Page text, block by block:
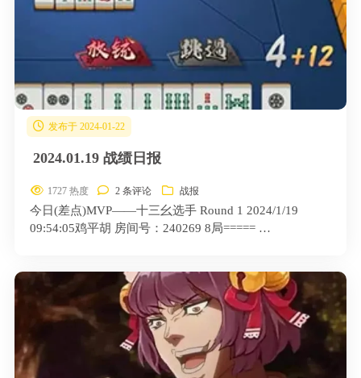
发布于 2024-01-22
2024.01.19 战绩日报
1727 热度 2 条评论 战报
今日(差点)MVP——十三幺选手 Round 1 2024/1/19
09:54:05鸡平胡 房间号：240269 8局===== …